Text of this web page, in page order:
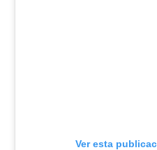
Ver esta